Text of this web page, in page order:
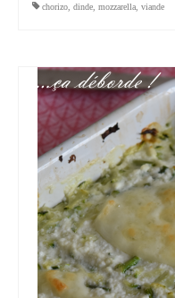
chorizo dinde mozzarella viande